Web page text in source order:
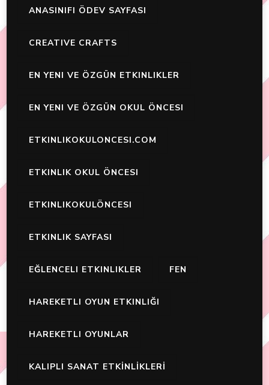
ANASINIFI ÖDEV SAYFASI
CREATIVE CRAFTS
EN YENI VE ÖZGÜN ETKINLIKLER
EN YENI VE ÖZGÜN OKUL ÖNCESI
ETKINLIKOKULONCESI.COM
ETKINLIK OKUL ÖNCESI
ETKINLIKOKULÖNCESI
ETKINLIK SAYFASI
EĞLENCELI ETKINLIKLER FEN
HAREKETLI OYUN ETKINLIĞI
HAREKETLI OYUNLAR
KALIPLI SANAT ETKİNLİKLERİ